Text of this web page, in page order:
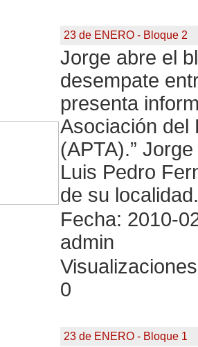
23 de ENERO - Bloque 2
Jorge abre el
desempate
presenta
Asociación del
(APTA).”
Luis Pedro
de su localidad.
Fecha: 2010-
admin
0
23 de ENERO - Bloque 1